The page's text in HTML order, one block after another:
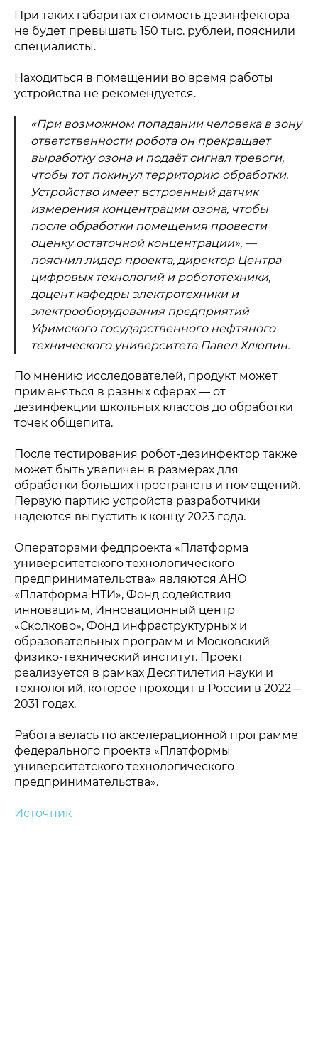
При таких габаритах стоимость дезинфектора
не будет превышать 150 тыс. рублей, пояснили
специалисты.
Находиться в помещении во время работы
устройства не рекомендуется.
«При возможном попадании человека в зону
ответственности робота он прекращает
выработку озона и подаёт сигнал тревоги,
чтобы тот покинул территорию обработки.
Устройство имеет встроенный датчик
измерения концентрации озона, чтобы
после обработки помещения провести
оценку остаточной концентрации», —
пояснил лидер проекта, директор Центра
цифровых технологий и робототехники,
доцент кафедры электротехники и
электрооборудования предприятий
Уфимского государственного нефтяного
технического университета Павел Хлюпин.
По мнению исследователей, продукт может
применяться в разных сферах — от
дезинфекции школьных классов до обработки
точек общепита.
После тестирования робот-дезинфектор также
может быть увеличен в размерах для
обработки больших пространств и помещений.
Первую партию устройств разработчики
надеются выпустить к концу 2023 года.
Операторами федпроекта «Платформа
университетского технологического
предпринимательства» являются АНО
«Платформа НТИ», Фонд содействия
инновациям, Инновационный центр
«Сколково», Фонд инфраструктурных и
образовательных программ и Московский
физико-технический институт. Проект
реализуется в рамках Десятилетия науки и
технологий, которое проходит в России в 2022—
2031 годах.
Работа велась по акселерационной программе
федерального проекта «Платформы
университетского технологического
предпринимательства».
Источник
© 2015-2026 НАУРР. Все права защищены. При использовании
материалов ссылка на ROBOTUNION.RU — обязательна
Политика конфиденциальности
© 2015-2026 НАУРР. Все права защищены.
При использовании материалов ссылка на ROBOTUNION.RU —
обязательна